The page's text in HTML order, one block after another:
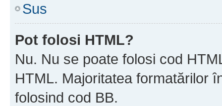
Sus
Pot folosi HTML?
Nu. Nu se poate folosi cod
HTML. Majoritatea formatărilor
folosind cod BB.